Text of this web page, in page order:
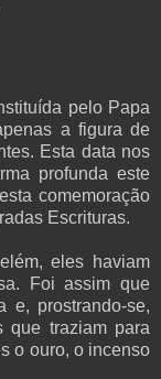
pelo Papa
a figura de
Esta data nos
profunda este
comemoração
Escrituras.
eles haviam
Foi assim que
e, prostrando-se,
que traziam para
o ouro, o incenso